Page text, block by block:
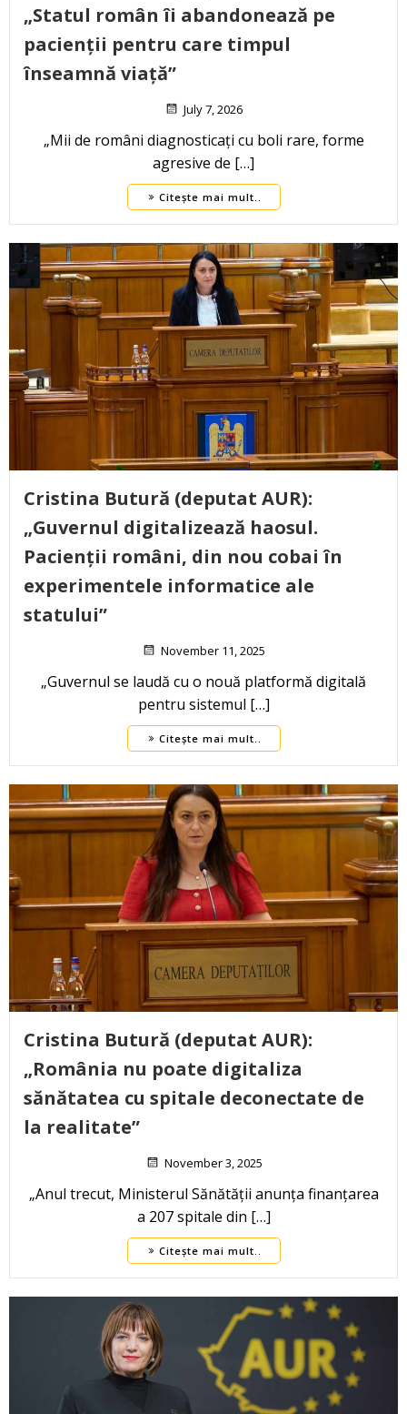
„Statul român îi abandonează pe
pacienții pentru care timpul
înseamnă viață”
July 7, 2026
„Mii de români diagnosticați cu boli rare, forme
agresive de […]
Citește mai mult..
Cristina Butură (deputat AUR):
„Guvernul digitalizează haosul.
Pacienții români, din nou cobai în
experimentele informatice ale
statului”
November 11, 2025
„Guvernul se laudă cu o nouă platformă digitală
pentru sistemul […]
Citește mai mult..
Cristina Butură (deputat AUR):
„România nu poate digitaliza
sănătatea cu spitale deconectate de
la realitate”
November 3, 2025
„Anul trecut, Ministerul Sănătății anunța finanțarea
a 207 spitale din […]
Citește mai mult..